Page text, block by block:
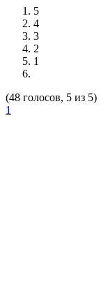
5
4
3
2
1
(48 голосов, 5 из 5)
1